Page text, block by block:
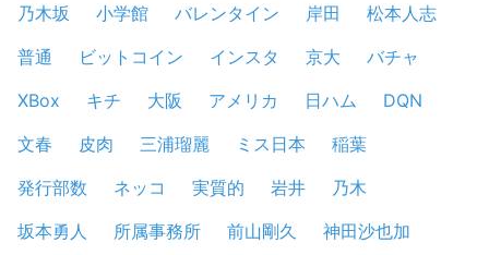
乃木坂 小学館 バレンタイン 岸田
松本人志
普通
ビットコイン インスタ 京大
バチャ
XBox
キチ 大阪 アメリカ 日ハム
DQN
文春
皮肉 三浦瑠麗 ミス日本
稲葉
発行部数
ネッコ 実質的 岩井
乃木
坂本勇人
所属事務所 前山剛久
神田沙也加